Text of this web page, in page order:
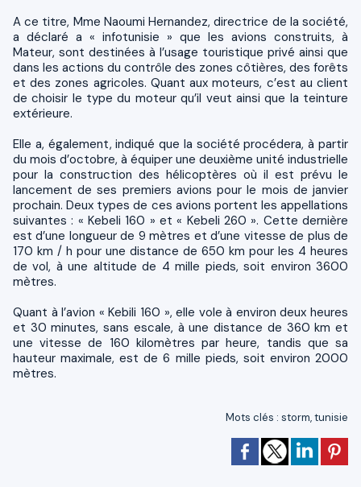
A ce titre, Mme Naoumi Hernandez, directrice de la société,
a déclaré a « infotunisie » que les avions construits, à
Mateur, sont destinées à l’usage touristique privé ainsi que
dans les actions du contrôle des zones côtières, des forêts
et des zones agricoles. Quant aux moteurs, c’est au client
de choisir le type du moteur qu’il veut ainsi que la teinture
extérieure.
Elle a, également, indiqué que la société procédera, à partir
du mois d’octobre, à équiper une deuxième unité industrielle
pour la construction des hélicoptères où il est prévu le
lancement de ses premiers avions pour le mois de janvier
prochain. Deux types de ces avions portent les appellations
suivantes : « Kebeli 160 » et « Kebeli 260 ». Cette dernière
est d’une longueur de 9 mètres et d’une vitesse de plus de
170 km / h pour une distance de 650 km pour les 4 heures
de vol, à une altitude de 4 mille pieds, soit environ 3600
mètres.
Quant à l’avion « Kebili 160 », elle vole à environ deux heures
et 30 minutes, sans escale, à une distance de 360 km et
une vitesse de 160 kilomètres par heure, tandis que sa
hauteur maximale, est de 6 mille pieds, soit environ 2000
mètres.
Mots clés : storm,tunisie